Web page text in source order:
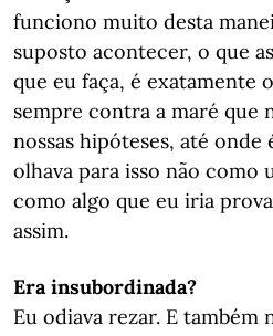
funciono muito desta
suposto acontecer, o que
que eu faça, é exatamente
sempre contra a maré que
nossas hipóteses, até onde
olhava para isso não como
como algo que eu iria
assim.
Era insubordinada?
Eu odiava rezar. E também